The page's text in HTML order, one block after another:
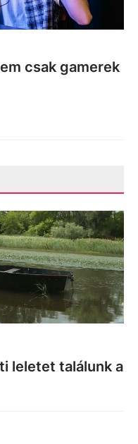
csak gamerek
leletet találunk a